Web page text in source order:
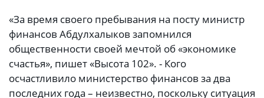
«За время своего пребывания на посту министр
финансов Абдулхалыков запомнился
общественности своей мечтой об «экономике
счастья», пишет «Высота 102». - Кого
осчастливило министерство финансов за два
последних года – неизвестно, поскольку ситуация